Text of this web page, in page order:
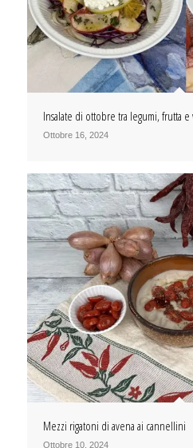
Insalate di ottobre tra legumi, frutta e
Ottobre 16, 2024
Mezzi rigatoni di avena ai cannellini
Ottobre 10, 2024